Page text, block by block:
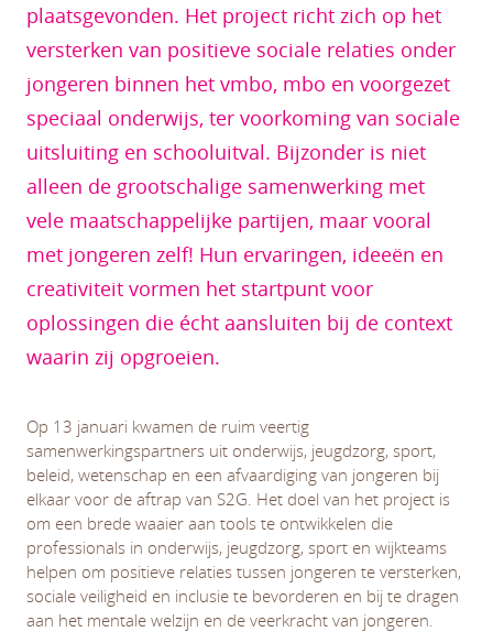
plaatsgevonden. Het project richt zich op het
versterken van positieve sociale relaties onder
jongeren binnen het vmbo, mbo en voorgezet
speciaal onderwijs, ter voorkoming van sociale
uitsluiting en schooluitval. Bijzonder is niet
alleen de grootschalige samenwerking met
vele maatschappelijke partijen, maar vooral
met jongeren zelf! Hun ervaringen, ideeën en
creativiteit vormen het startpunt voor
oplossingen die écht aansluiten bij de context
waarin zij opgroeien.
Op 13 januari kwamen de ruim veertig
samenwerkingspartners uit onderwijs, jeugdzorg, sport,
beleid, wetenschap en een afvaardiging van jongeren bij
elkaar voor de aftrap van S2G. Het doel van het project is
om een brede waaier aan tools te ontwikkelen die
professionals in onderwijs, jeugdzorg, sport en wijkteams
helpen om positieve relaties tussen jongeren te versterken,
sociale veiligheid en inclusie te bevorderen en bij te dragen
aan het mentale welzijn en de veerkracht van jongeren.